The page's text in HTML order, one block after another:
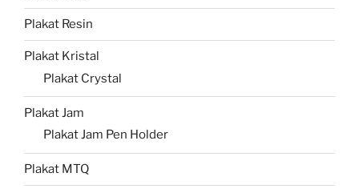
Plakat Resin
Plakat Kristal
Plakat Crystal
Plakat Jam
Plakat Jam Pen Holder
Plakat MTQ